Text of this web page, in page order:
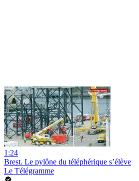
1:24
Brest. Le pylône du téléphérique s’élève
Le Télégramme